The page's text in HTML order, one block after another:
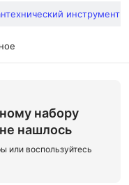
инструмент
набору
нашлось
или воспользуйтесь